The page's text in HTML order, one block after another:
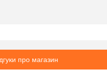
про магазин